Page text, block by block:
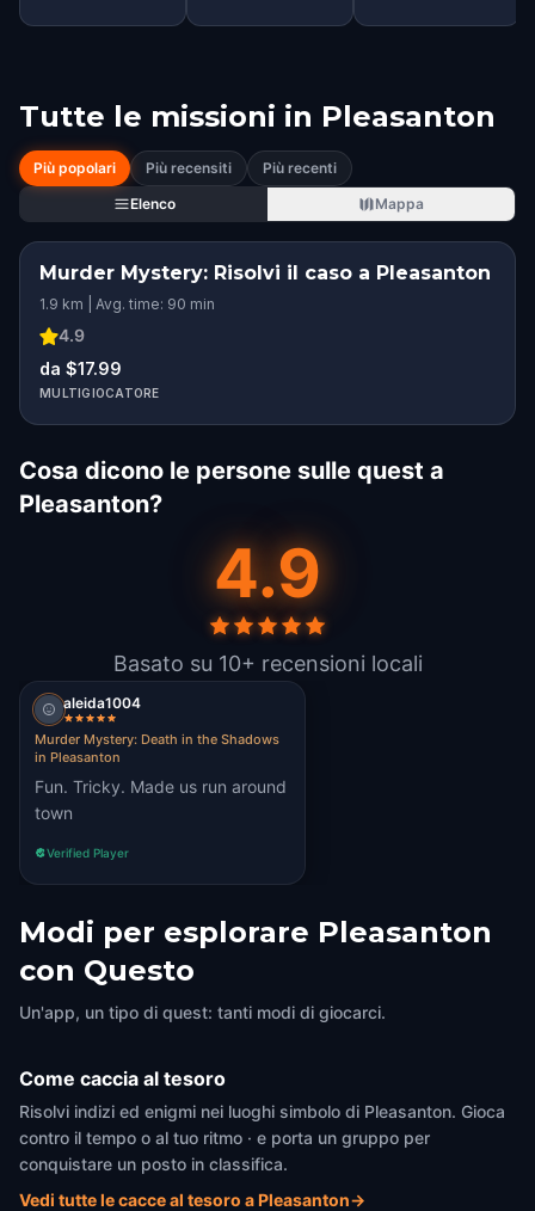
Tutte le missioni in Pleasanton
Più popolari Più recensiti
Più recenti
Elenco
Mappa
Murder Mystery: Risolvi il caso a Pleasanton
1.9 km | Avg. time: 90 min
4.9
da $17.99
MULTIGIOCATORE
Cosa dicono le persone sulle quest a
Pleasanton?
4.9
Basato su 10+ recensioni locali
aleida1004
Murder Mystery: Death in the Shadows
in Pleasanton
Fun. Tricky. Made us run around
town
Verified Player
Modi per esplorare Pleasanton
con Questo
Un'app, un tipo di quest: tanti modi di giocarci.
Come caccia al tesoro
Risolvi indizi ed enigmi nei luoghi simbolo di Pleasanton. Gioca
contro il tempo o al tuo ritmo · e porta un gruppo per
conquistare un posto in classifica.
Vedi tutte le cacce al tesoro a Pleasanton→